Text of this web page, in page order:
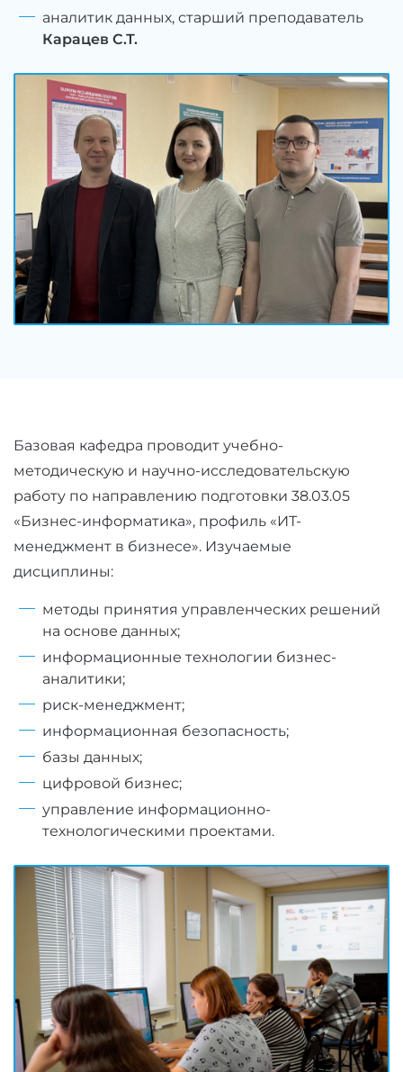
аналитик данных, старший преподаватель
Карацев С.Т.
Базовая кафедра проводит учебно-
методическую и научно-исследовательскую
работу по направлению подготовки 38.03.05
«Бизнес-информатика», профиль «ИТ-
менеджмент в бизнесе». Изучаемые
дисциплины:
методы принятия управленческих решений
на основе данных;
информационные технологии бизнес-
аналитики;
риск-менеджмент;
информационная безопасность;
базы данных;
цифровой бизнес;
управление информационно-
технологическими проектами.